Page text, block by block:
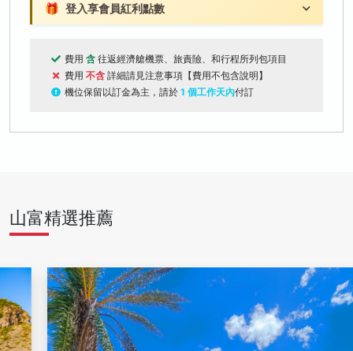
🎁 登入享會員紅利點數
費用 含 往返經濟艙機票、旅責險、和行程所列包項目
費用 不含 詳細請見注意事項【費用不包含說明】
機位保留以訂金為主，請於 1 個工作天內付訂
山富精選推薦